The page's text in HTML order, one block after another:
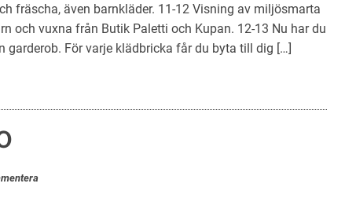
fräscha, även barnkläder. 11-12 Visning av miljösmarta
och vuxna från Butik Paletti och Kupan. 12-13 Nu har du
garderob. För varje klädbricka får du byta till dig […]